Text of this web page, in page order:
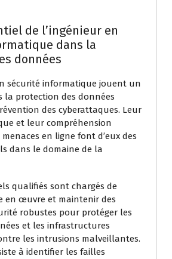
de l’ingénieur en
dans la
données
sécurité informatique jouent un
la protection des données
des cyberattaques. Leur
et leur compréhension
en ligne font d’eux des
dans le domaine de la
qualifiés sont chargés de
en œuvre et maintenir des
robustes pour protéger les
et les infrastructures
les intrusions malveillantes.
à identifier les failles